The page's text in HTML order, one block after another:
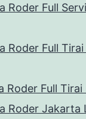
Roder Full
Roder Full
Roder Full Tirai
Roder Jakarta